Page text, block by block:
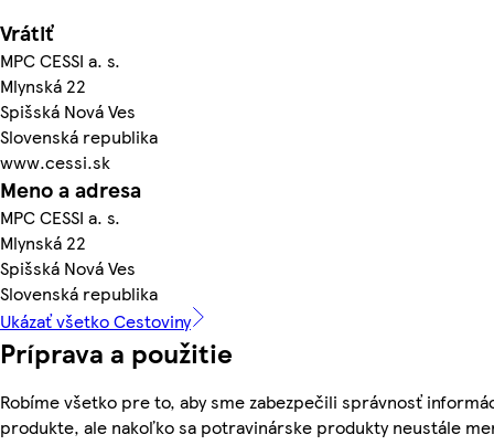
Vrátiť
MPC CESSI a. s.
Mlynská 22
Spišská Nová Ves
Slovenská republika
www.cessi.sk
Meno a adresa
MPC CESSI a. s.
Mlynská 22
Spišská Nová Ves
Slovenská republika
Ukázať všetko Cestoviny
Príprava a použitie
Robíme všetko pre to, aby sme zabezpečili správnosť
produkte, ale nakoľko sa potravinárske produkty neustále